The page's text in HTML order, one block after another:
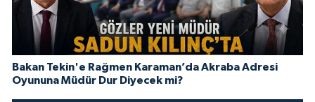
Bakan Tekin'e Rağmen Karaman’da Akraba Adresi
Oyununa Müdür Dur Diyecek mi?